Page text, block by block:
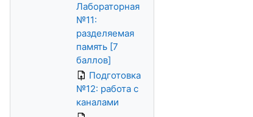
Лабораторная
№11:
разделяемая
память [7
баллов]
Подготовка
№12: работа с
каналами